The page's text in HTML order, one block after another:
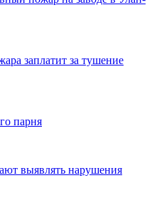
заплатит за тушение
парня
выявлять нарушения